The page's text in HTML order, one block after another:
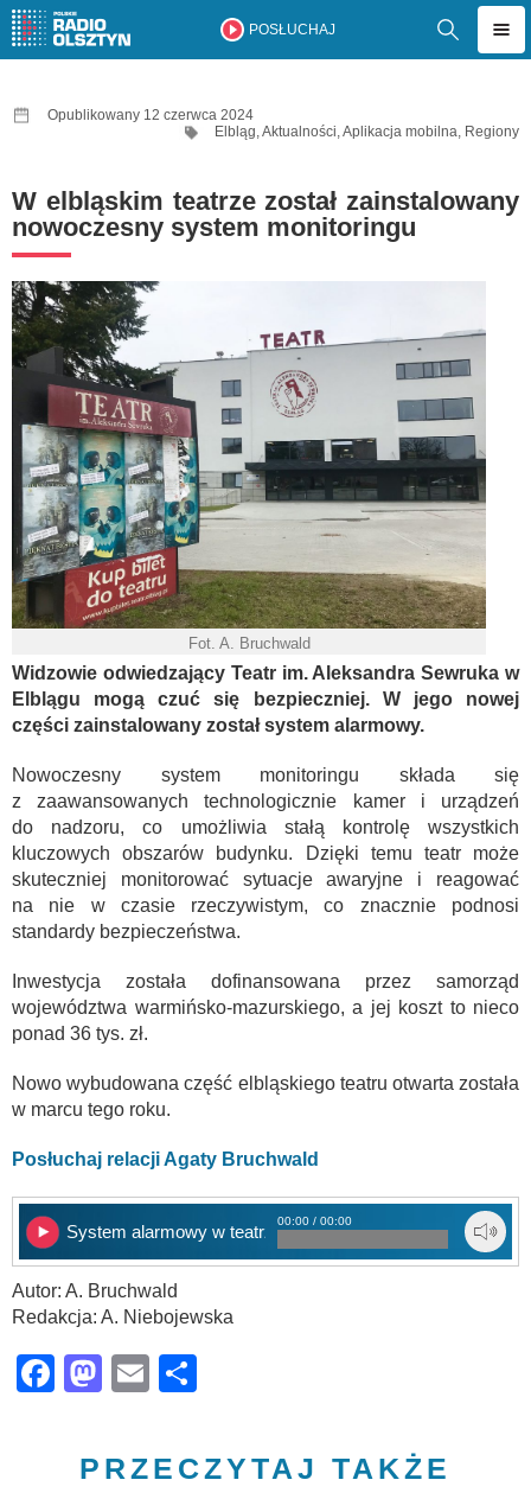
POSŁUCHAJ
Opublikowany 12 czerwca 2024
Elbląg,Aktualności,Aplikacja mobilna, Regiony
W elbląskim teatrze został zainstalowany
nowoczesny system monitoringu
Fot. A. Bruchwald
Widzowie odwiedzający Teatr im. Aleksandra Sewruka w
Elblągu mogą czuć się bezpieczniej. W jego nowej
części zainstalowany został system alarmowy.
Nowoczesny system monitoringu składa się
z zaawansowanych technologicznie kamer i urządzeń
do nadzoru, co umożliwia stałą kontrolę wszystkich
kluczowych obszarów budynku. Dzięki temu teatr może
skuteczniej monitorować sytuacje awaryjne i reagować
na nie w czasie rzeczywistym, co znacznie podnosi
standardy bezpieczeństwa.
Inwestycja została dofinansowana przez samorząd
województwa warmińsko-mazurskiego, a jej koszt to nieco
ponad 36 tys. zł.
Nowo wybudowana część elbląskiego teatru otwarta została
w marcu tego roku.
Posłuchaj relacji Agaty Bruchwald
System alarmowy w teatrze
00:00 / 00:00
Autor: A. Bruchwald
Redakcja: A. Niebojewska
Facebook
Mastodon
Email
PRZECZYTAJ TAKŻE